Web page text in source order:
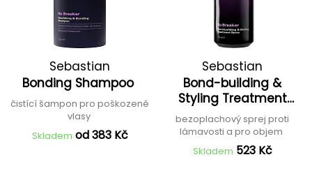
Sebastian
Bonding Shampoo
čistící šampon pro poškozené
vlasy
Skladem od 383 Kč
Sebastian
Bond-building &
Styling Treatment
Spray
bezoplachový sprej proti
lámavosti a pro objem
Skladem 523 Kč